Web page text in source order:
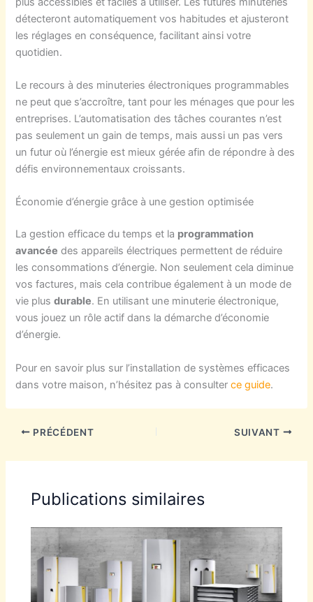
détecteront automatiquement vos habitudes et ajusteront
les réglages en conséquence, facilitant ainsi votre
quotidien.
Le recours à des minuteries électroniques programmables
ne peut que s’accroître, tant pour les ménages que pour les
entreprises. L’automatisation des tâches courantes n’est
pas seulement un gain de temps, mais aussi un pas vers
un futur où l’énergie est mieux gérée afin de répondre à des
défis environnementaux croissants.
Économie d’énergie grâce à une gestion optimisée
La gestion efficace du temps et la programmation
avancée des appareils électriques permettent de réduire
les consommations d’énergie. Non seulement cela diminue
vos factures, mais cela contribue également à un mode de
vie plusdurable. En utilisant une minuterie électronique,
vous jouez un rôle actif dans la démarche d’économie
d’énergie.
Pour en savoir plus sur l’installation de systèmes efficaces
dans votre maison, n’hésitez pas à consulterce guide.
PRÉCÉDENT SUIVANT
Publications similaires